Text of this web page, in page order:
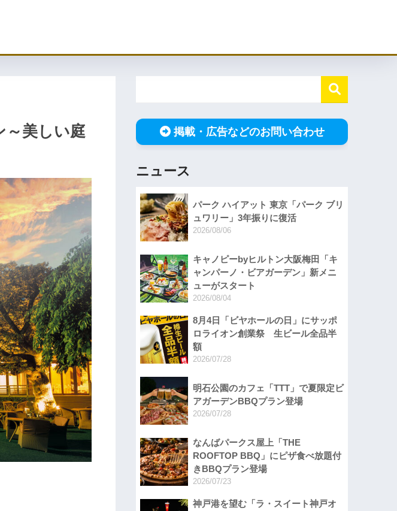
～美しい庭
掲載・広告などのお問い合わせ
ニュース
パーク ハイアット 東京「パーク ブリ
ュワリー」3年振りに復活
2026/08/06
キャノピーbyヒルトン大阪梅田「キ
ャンパーノ・ビアガーデン」新メニ
ューがスタート
2026/08/04
8月4日「ビヤホールの日」にサッポ
ロライオン創業祭 生ビール全品半
額
2026/07/28
明石公園のカフェ「TTT」で夏限定ビ
アガーデンBBQプラン登場
2026/07/28
なんばパークス屋上「THE
ROOFTOP BBQ」にピザ食べ放題付
きBBQプラン登場
2026/07/23
神戸港を望む「ラ・スイート神戸オ